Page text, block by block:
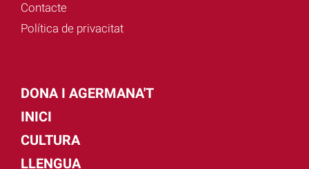
Contacte
Política de privacitat
DONA I AGERMANA'T
INICI
CULTURA
LLENGUA